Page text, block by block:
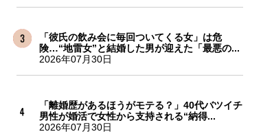
「彼氏の飲み会に毎回ついてくる女」は危
険…“地雷女”と結婚した男が迎えた「最悪の...
2026年07月30日
「離婚歴があるほうがモテる？」40代バツイチ
男性が婚活で女性から支持される“納得...
2026年07月30日